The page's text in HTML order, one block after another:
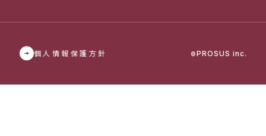
個人情報保護方針 ©PROSUS inc.